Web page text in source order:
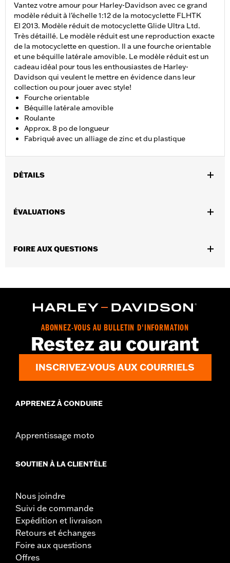
Vantez votre amour pour Harley-Davidson avec ce grand
modèle réduit à l’échelle 1:12 de la motocyclette FLHTK
EI 2013. Modèle réduit de motocyclette Glide Ultra Ltd.
Très détaillé. Le modèle réduit est une reproduction exacte
de la motocyclette en question. Il a une fourche orientable
et une béquille latérale amovible. Le modèle réduit est un
cadeau idéal pour tous les enthousiastes de Harley-
Davidson qui veulent le mettre en évidence dans leur
collection ou pour jouer avec style!
Fourche orientable
Béquille latérale amovible
Roulante
Approx. 8 po de longueur
Fabriqué avec un alliage de zinc et du plastique
DÉTAILS
Caractéristiques fonctionnelles:
ÉVALUATIONS
FOIRE AUX QUESTIONS
ABONNEZ-VOUS AU BULLETIN D'INFORMATION
Restez au courant
INSCRIVEZ-VOUS AUX COURRIELS
APPRENEZ À CONDUIRE
Apprentissage moto
SOUTIEN À LA CLIENTÈLE
Nous joindre
Suivi de commande
Expédition et livraison
Retours et échanges
Foire aux questions
Offres